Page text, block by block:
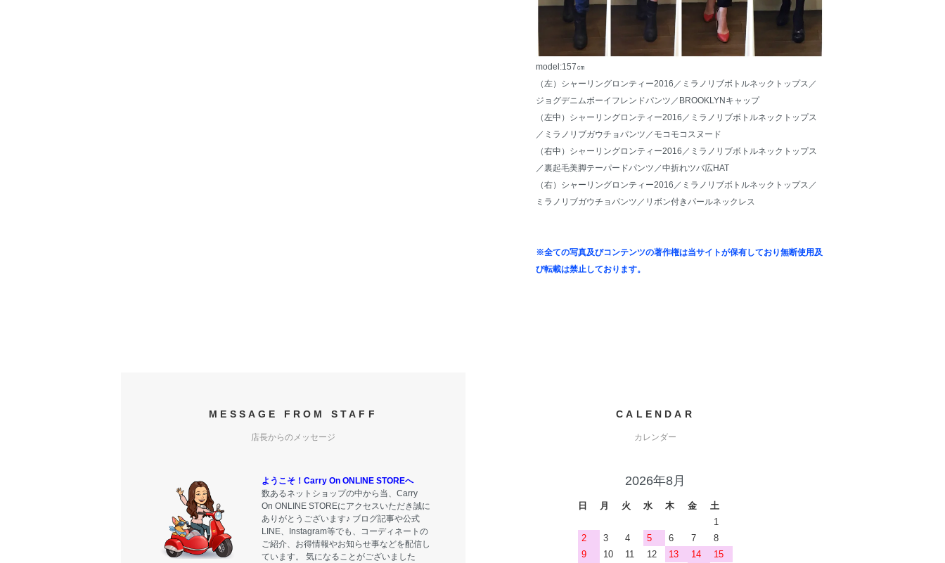
model:157㎝
（左） シャーリングロンティー2016 ／ミラノリブボトルネックトップス／
ジョグデニムボーイフレンドパンツ ／ BROOKLYNキャップ
（左中） シャーリングロンティー2016 ／ミラノリブボトルネックトップス
／ ミラノリブガウチョパンツ ／ モコモコスヌード
（右中） シャーリングロンティー2016 ／ミラノリブボトルネックトップス
／裏起毛美脚テーパードパンツ ／中折れツバ広HAT
（右） シャーリングロンティー2016 ／ミラノリブボトルネックトップス／
ミラノリブガウチョパンツ ／ リボン付きパールネックレス
※全ての写真及びコンテンツの著作権は当サイトが保有しており無断使用及
び転載は禁止しております。
MESSAGE FROM STAFF
店長からのメッセージ
ようこそ！Carry On ONLINE STOREへ
数あるネットショップの中から当、Carry
On ONLINE STOREにアクセスいただき誠に
ありがとうございます♪ ブログ記事や公式
LINE、Instagram等でも、コーディネートの
ご紹介、お得情報やお知らせ事などを配信し
ています。 気になることがございました
CALENDAR
カレンダー
2026年8月
日 月 火 水 木 金
土
1
2
3 4 5 6 7
8
9
10 11 12 13 14
15